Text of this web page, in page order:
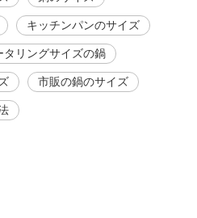
キッチンパンのサイズ
タリングサイズの鍋
市販の鍋のサイズ